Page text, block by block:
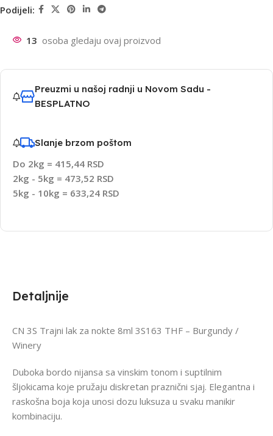
Podijeli:
13 osoba gledaju ovaj proizvod
Preuzmi u našoj radnji u Novom Sadu -
BESPLATNO
Slanje brzom poštom
Do 2kg = 415,44 RSD
2kg - 5kg = 473,52 RSD
5kg - 10kg = 633,24 RSD
Detaljnije
CN 3S Trajni lak za nokte 8ml 3S163 THF – Burgundy /
Winery
Duboka bordo nijansa sa vinskim tonom i suptilnim
šljokicama koje pružaju diskretan praznični sjaj. Elegantna i
raskošna boja koja unosi dozu luksuza u svaku manikir
kombinaciju.